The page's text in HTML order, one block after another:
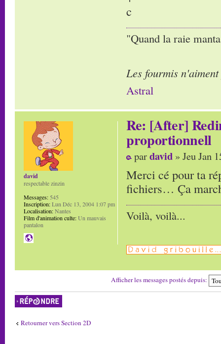
c
"Quand la raie
Les fourmis
Astral
Re: [After]
proportionnell
pardavid » Jeu Jan
Merci cé pour ta
fichiers… Ça
Voilà, voilà...
david
respectable zinzin
Messages: 545
Inscription:Lun Déc 13, 2004 1:07 pm
Localisation:Nantes
Film d'animation culte:Un mauvais
pantalon
Afficher les messages postés depuis:
Répondre
Retourner vers Section 2D